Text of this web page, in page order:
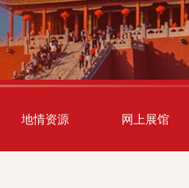
地情资源 网上展馆